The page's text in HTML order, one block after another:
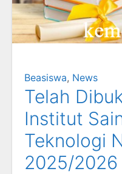
Beasiswa, News
Telah
Institut
Teknologi
2025/2026